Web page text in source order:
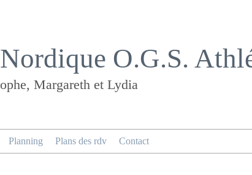
O.G.S.
Margareth et Lydia
Planning Plans des rdv Contact